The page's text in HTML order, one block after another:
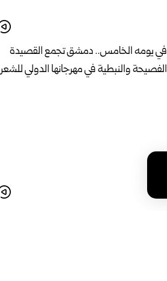
في يومه الخامس.. دمشق تجمع القصيدة
الفصيحة والنبطية في مهرجانها الدولي للشعر